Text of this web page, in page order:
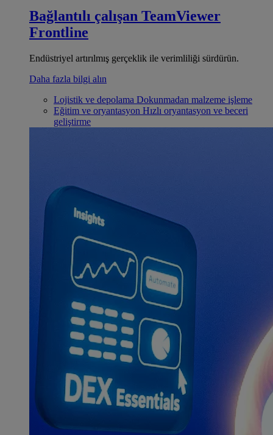
Bağlantılı çalışan TeamViewer
Frontline
Endüstriyel artırılmış gerçeklik ile verimliliği sürdürün.
Daha fazla bilgi alın
Lojistik ve depolama Dokunmadan malzeme işleme
Eğitim ve oryantasyon Hızlı oryantasyon ve beceri
geliştirme